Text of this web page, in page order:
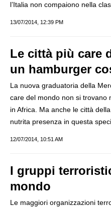
l’Italia non compaiono nella
13/07/2014, 12:39 PM
Le città più care
un hamburger
La nuova graduatoria della
care del mondo non si trovano
in Africa. Ma anche le città
nutrita presenza in questa
12/07/2014, 10:51 AM
I gruppi
mondo
Le maggiori organizzazioni